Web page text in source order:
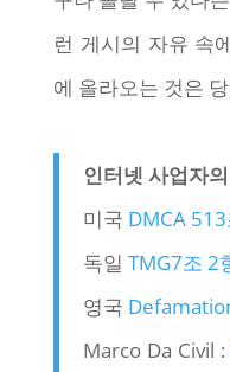
런 게시의 자유 속
에 올라오는 것은
인터넷 사업자
미국 DMCA
독일 TMG7조 2
영국
Marco Da Civil